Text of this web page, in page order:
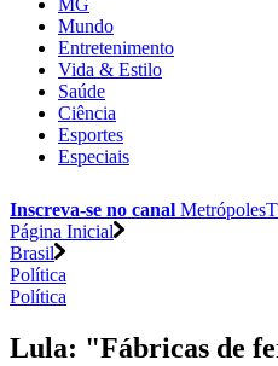
MG
Mundo
Entretenimento
Vida & Estilo
Saúde
Ciência
Esportes
Especiais
Inscreva-se no canal
Página Inicial
Brasil
Política
Política
Lula: "Fábricas de